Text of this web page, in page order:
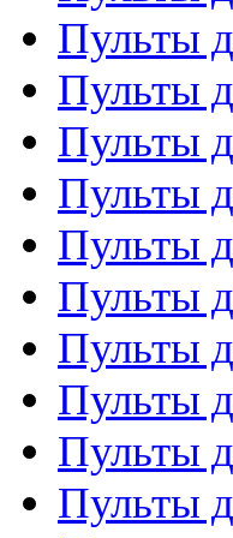
Пульты
Пульты
Пульты
Пульты
Пульты
Пульты
Пульты
Пульты
Пульты
Пульты